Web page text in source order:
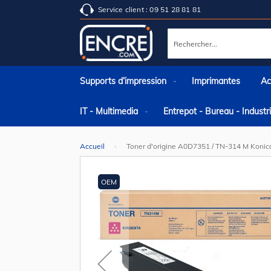
Service client : 09 51 28 81 81
Rechercher
Supports d’impression Imprimantes
IT - Multimedia Entrepot - Bureau -
Accueil
Toner d'origine A0D7351 / TN-314 M
OEM